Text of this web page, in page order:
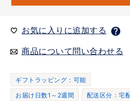
お気に入りに追加する
商品について問い合わせる
ギフトラッピング：可能
お届け日数1～2週間
配送区分：宅